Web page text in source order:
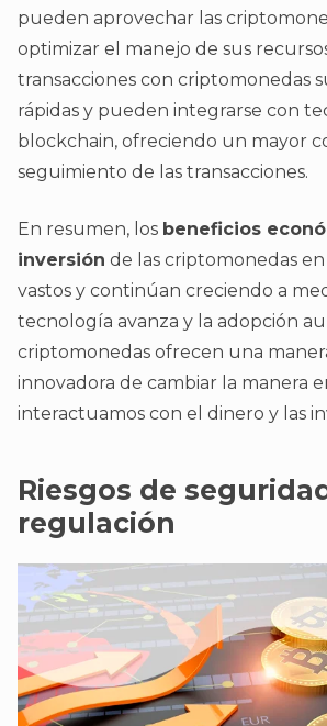
pueden aprovechar las
optimizar el manejo de sus
transacciones con criptomonedas
rápidas y pueden integrarse con
blockchain, ofreciendo un mayor
seguimiento de las transacciones.
En resumen, los beneficios
inversión de las criptomonedas en
vastos y continúan creciendo a
tecnología avanza y la adopción
criptomonedas ofrecen una
innovadora de cambiar la manera
interactuamos con el dinero y las
Riesgos de
regulación